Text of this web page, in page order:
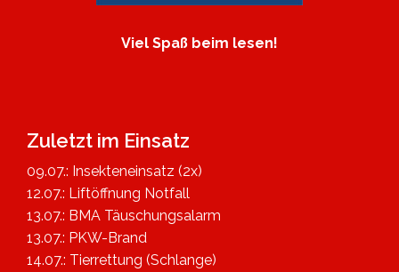
Viel Spaß beim lesen!
Zuletzt im Einsatz
09.07.: Insekteneinsatz (2x)
12.07.: Liftöffnung Notfall
13.07.: BMA Täuschungsalarm
13.07.: PKW-Brand
14.07.: Tierrettung (Schlange)